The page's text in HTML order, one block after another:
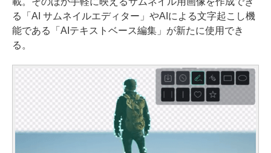
る「AI サムネイルエディター」やAIによる文字起こし機
能である「AIテキストベース編集」が新たに使用でき
る。